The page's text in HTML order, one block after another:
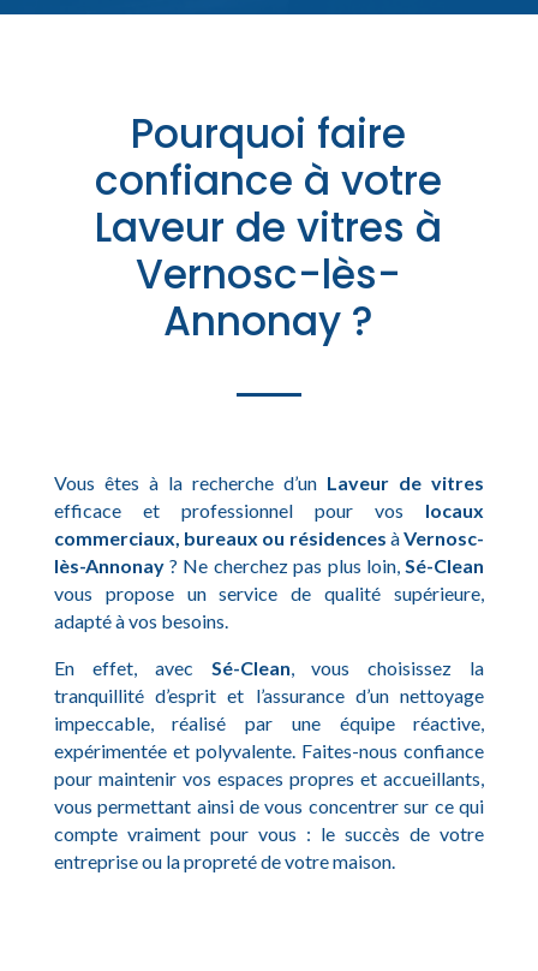
Pourquoi faire
confiance à votre
Laveur de vitres à
Vernosc-lès-
Annonay ?
Vous êtes à la recherche d’un Laveur de vitres
efficace et professionnel pour vos locaux
commerciaux, bureaux ou résidences àVernosc-
lès-Annonay? Ne cherchez pas plus loin, Sé-Clean
vous propose un service de qualité supérieure,
adapté à vos besoins.
En effet, avec Sé-Clean , vous choisissez la
tranquillité d’esprit et l’assurance d’un nettoyage
impeccable, réalisé par une équipe réactive,
expérimentée et polyvalente. Faites-nous confiance
pour maintenir vos espaces propres et accueillants,
vous permettant ainsi de vous concentrer sur ce qui
compte vraiment pour vous : le succès de votre
entreprise ou la propreté de votre maison.